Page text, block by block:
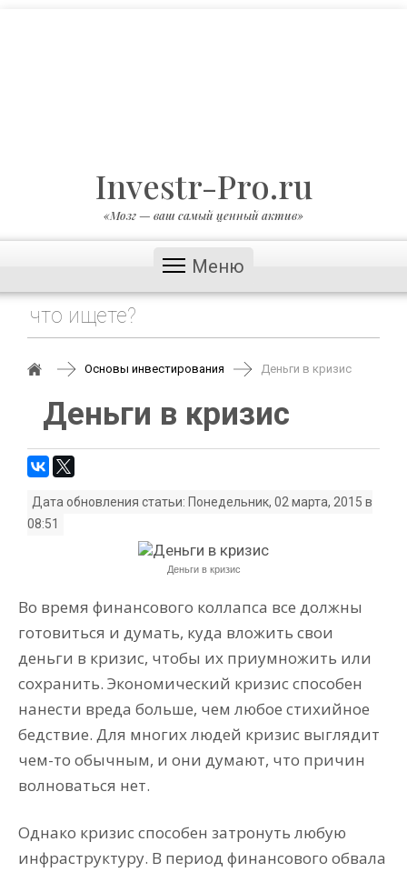
Investr-Pro.ru
«Мозг — ваш самый ценный актив»
Меню
Основы инвестирования Деньги в кризис
Деньги в кризис
Дата обновления статьи: Понедельник, 02 марта, 2015 в
08:51
Деньги в кризис
Во время финансового коллапса все должны
готовиться и думать, куда вложить свои
деньги в кризис, чтобы их приумножить или
сохранить. Экономический кризис способен
нанести вреда больше, чем любое стихийное
бедствие. Для многих людей кризис выглядит
чем-то обычным, и они думают, что причин
волноваться нет.
Однако кризис способен затронуть любую
инфраструктуру. В период финансового обвала